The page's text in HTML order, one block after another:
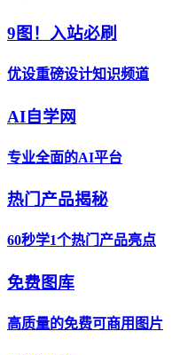
9图！入站必刷
优设重磅设计知识频道
AI自学网
专业全面的AI平台
热门产品揭秘
60秒学1个热门产品亮点
免费图库
高质量的免费可商用图片